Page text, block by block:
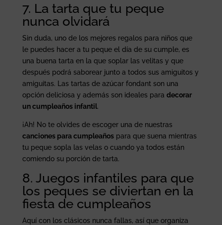
7. La tarta que tu peque
nunca olvidará
Sin duda, uno de los mejores regalos para niños que
le puedes hacer a tu peque el día de su cumple, es
una buena tarta en la que soplar las velitas y que
después podrá saborear junto a todos sus amiguitos y
amiguitas. Las tartas de azúcar fondant son una
opción deliciosa y además son ideales para decorar
un cumpleaños infantil.
¡Ah! No te olvides de escoger una de nuestras
canciones para cumpleañospara que suena mientras
tu peque sopla las velas o cuando ya todos están
comiendo su porción de tarta.
8. Juegos infantiles para que
los peques se diviertan en la
fiesta de cumpleaños
Aquí con los clásicos nunca fallas, así que organiza